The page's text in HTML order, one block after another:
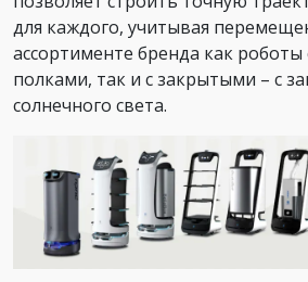
для каждого, учитывая
ассортименте бренда как
полками, так и с закрытыми – с
солнечного света.